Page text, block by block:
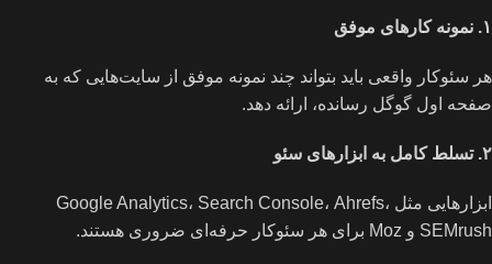
۱. نمونه کارهای موفق
هر سئوکار واقعی باید بتواند چند نمونه موفق از سایت‌هایی که به
صفحه اول گوگل رسانده، ارائه دهد.
۲.تسلط کامل به ابزارهای سئو
ابزارهایی مثل Google Analytics، Search Console، Ahrefs،
SEMrush و Moz برای هر سئوکار حرفه‌ای ضروری هستند.